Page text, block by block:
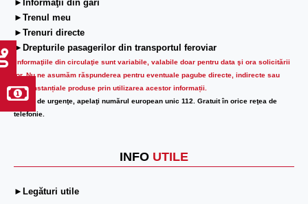
►Informaţii din gări
►Trenul meu
►Trenuri directe
►Drepturile pasagerilor din transportul feroviar
Informaţiile din circulaţie sunt variabile, valabile doar pentru data şi ora solicitării
lor.Nu ne asumăm răspunderea pentru eventuale pagube directe, indirecte sau
circumstanțiale produse prin utilizarea acestor informații.
În caz de urgenţe, apelaţi numărul european unic 112. Gratuit în orice reţea de
telefonie.
INFO UTILE
►Legături utile